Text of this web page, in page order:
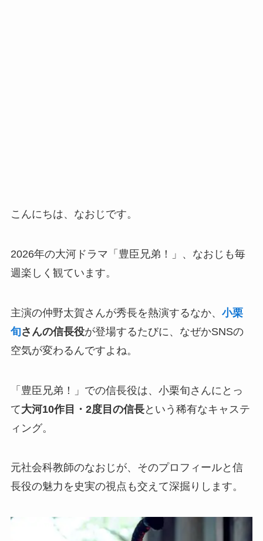
こんにちは、なおじです。
2026年の大河ドラマ「豊臣兄弟！」、なおじも毎
週楽しく観ています。
主演の仲野太賀さんが秀長を熱演するなか、 小栗
旬さんの信長役が登場するたびに、なぜかSNSの
空気が変わるんですよね。
「豊臣兄弟！」での信長役は、小栗旬さんにとっ
て大河10作目・2度目の信長という稀有なキャステ
ィング。
元社会科教師のなおじが、そのプロフィールと信
長役の魅力を史実の視点も交えて深掘りします。